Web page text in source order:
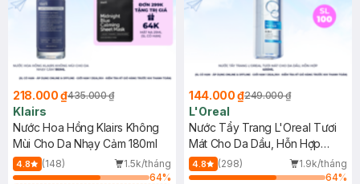
218.000 ₫435.000 ₫
Klairs
Nước Hoa Hồng Klairs Không
Mùi Cho Da Nhạy Cảm 180ml
4.8 (148)
1.5k/tháng
64%
144.000 ₫249.000 ₫
L'Oreal
Nước Tẩy Trang L'Oreal Tươi
Mát Cho Da Dầu, Hỗn Hợp
400ml
4.8 (298)
1.9k/tháng
64%